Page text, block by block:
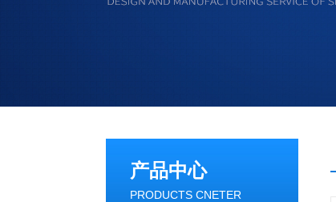
产品中心
PRODUCTS CNETER